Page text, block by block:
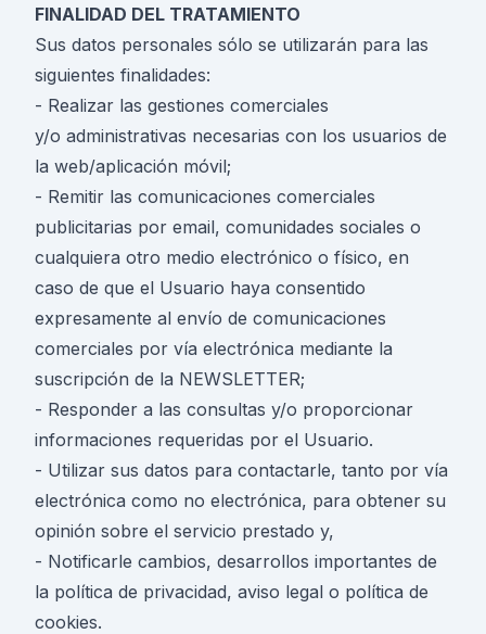
FINALIDAD DEL TRATAMIENTO
Sus datos personales sólo se utilizarán para las
siguientes finalidades:
- Realizar las gestiones comerciales
y/o administrativas necesarias con los usuarios de
la web/aplicación móvil;
- Remitir las comunicaciones comerciales
publicitarias por email, comunidades sociales o
cualquiera otro medio electrónico o físico, en
caso de que el Usuario haya consentido
expresamente al envío de comunicaciones
comerciales por vía electrónica mediante la
suscripción de la NEWSLETTER;
- Responder a las consultas y/o proporcionar
informaciones requeridas por el Usuario.
- Utilizar sus datos para contactarle, tanto por vía
electrónica como no electrónica, para obtener su
opinión sobre el servicio prestado y,
- Notificarle cambios, desarrollos importantes de
la política de privacidad, aviso legal o política de
cookies.